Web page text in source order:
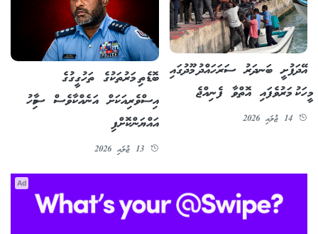
އޭދަފުށީ ބަނދަރު ސަރަހައްދު މޫދުގައި
މީހަކު މަރުވެފައި އޮތްވާ ފެނިއްޖެ
14 ޖުލައި 2026
ބޮޑެތި މަރުތަކުގެ ތަހުގީގުގެ
އިސްވެރިއަކަށް އަނެއްކާވެސް ސާމިހު
އައްޔަންކޮށްފި
Ad